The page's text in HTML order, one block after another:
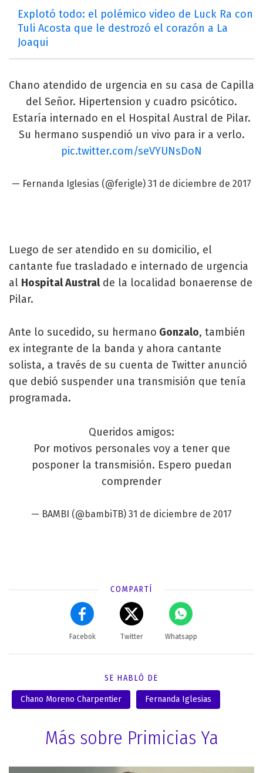
Explotó todo: el polémico video de Luck Ra con
Tuli Acosta que le destrozó el corazón a La
Joaqui
Chano atendido de urgencia en su casa de Capilla
del Señor. Hipertension y cuadro psicótico.
Estaría internado en el Hospital Austral de Pilar.
Su hermano suspendió un vivo para ir a verlo.
pic.twitter.com/seVYUNsDoN
— Fernanda Iglesias (@ferigle) 31 de diciembre de 2017
Luego de ser atendido en su domicilio, el
cantante fue trasladado e internado de urgencia
al Hospital Australde la localidad bonaerense de
Pilar.
Ante lo sucedido, su hermano Gonzalo, también
ex integrante de la banda y ahora cantante
solista, a través de su cuenta de Twitter anunció
que debió suspender una transmisión que tenía
programada.
Queridos amigos:
Por motivos personales voy a tener que
posponer la transmisión. Espero puedan
comprender
— BAMBI (@bambiTB) 31 de diciembre de 2017
COMPARTÍ
Facebok Twitter Whatsapp
SE HABLÓ DE
Chano Moreno Charpentier Fernanda Iglesias
Más sobre Primicias Ya